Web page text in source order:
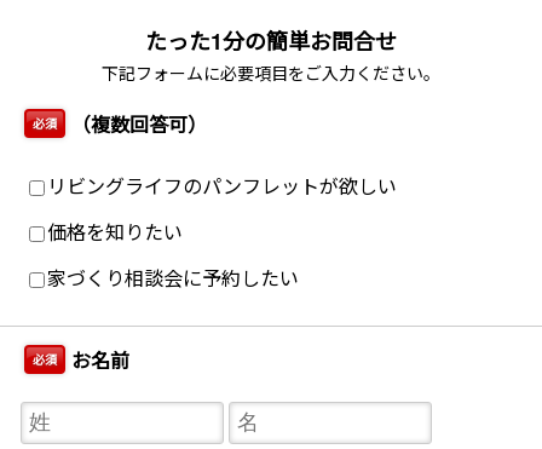
たった1分の簡単お問合せ
下記フォームに必要項目をご入力ください。
必須 （複数回答可）
リビングライフのパンフレットが欲しい
価格を知りたい
家づくり相談会に予約したい
必須 お名前